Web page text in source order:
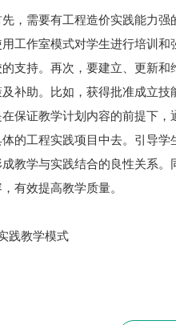
，需要有工程造价实践能力
工作室模式对学生进行培训
支持。再次，要建立、更新
补助。比如，获得批准成立
保证教学计划内容的前提下
的工程实践项目中去。引导
教学与实践结合的良性关系
有效提高教学质量。
践教学模式